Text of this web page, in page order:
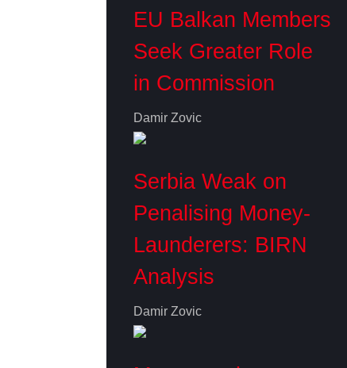
EU Balkan Members
Seek Greater Role
in Commission
Damir Zovic
Serbia Weak on
Penalising Money-
Launderers: BIRN
Analysis
Damir Zovic